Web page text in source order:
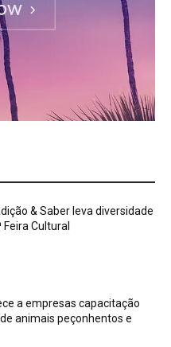
& Saber leva diversidade
Feira Cultural
a empresas capacitação
animais peçonhentos e